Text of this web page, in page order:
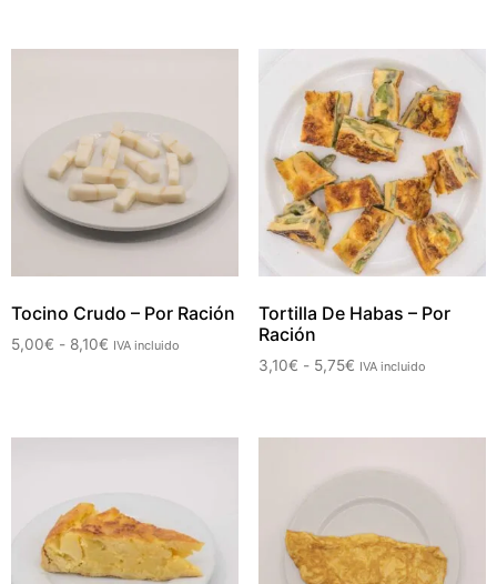
Tocino Crudo – Por Ración
5,00€ - 8,10€ IVA incluido
Tortilla De Habas – Por
Ración
3,10€ - 5,75€ IVA incluido